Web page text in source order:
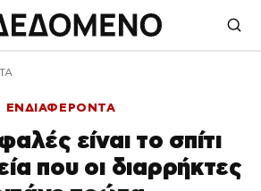
ΕΝΔΙΑΦΕΡΟΝΤΑ
είναι το σπίτι
που οι διαρρήκτες